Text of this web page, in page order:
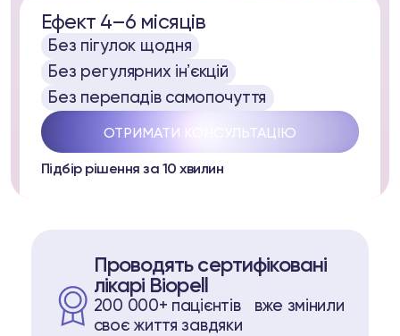
Telegram
Ефект 4–6 місяців
Без пігулок щодня
Без регулярних інʼєкцій
Без перепадів самопочуття
ОТРИМАТИ КОНСУЛЬТАЦІЮ
Підбір рішення за 10 хвилин
Проводять сертифіковані
лікарі Biopell
200 000+ пацієнтів вже змінили
своє життя завдяки